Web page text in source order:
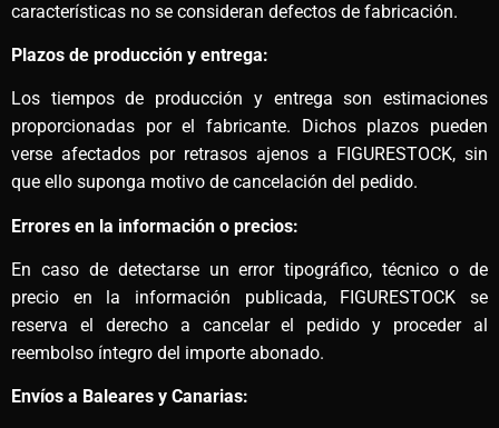
características no se consideran defectos de fabricación.
Plazos de producción y entrega:
Los tiempos de producción y entrega son estimaciones
proporcionadas por el fabricante. Dichos plazos pueden
verse afectados por retrasos ajenos a FIGURESTOCK, sin
que ello suponga motivo de cancelación del pedido.
Errores en la información o precios:
En caso de detectarse un error tipográfico, técnico o de
precio en la información publicada, FIGURESTOCK se
reserva el derecho a cancelar el pedido y proceder al
reembolso íntegro del importe abonado.
Envíos a Baleares y Canarias: